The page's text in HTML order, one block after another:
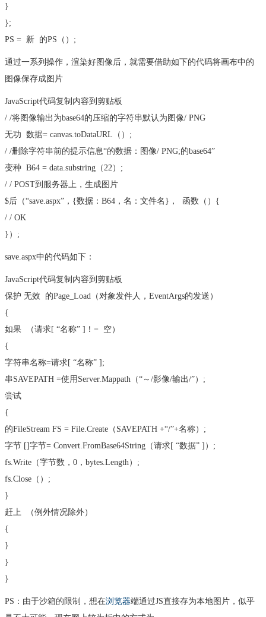
}
};
PS = 新 的PS（）;
通过一系列操作，渲染好图像后，就需要借助如下的代码将画布中的
图像保存成图片
JavaScript代码复制内容到剪贴板
/ /将图像输出为base64的压缩的字符串默认为图像/ PNG
无功 数据= canvas.toDataURL（）;
/ /删除字符串前的提示信息“的数据：图像/ PNG;的base64”
变种 B64 = data.substring（22）;
/ / POST到服务器上，生成图片
$后（“save.aspx”，{数据：B64，名：文件名​​}， 函数 （）{
/ / OK
}）;
save.aspx中的代码如下：
JavaScript代码复制内容到剪贴板
保护 无效 的Page_Load（对象发件人，EventArgs的发送）
{
如果 （请求[ “名称” ]！= 空）
{
字符串名称=请求[ “名称” ];
串SAVEPATH =使用Server.Mappath（“～/影像/输出/”）;
尝试
{
的FileStream FS = File.Create（SAVEPATH +“/”+名称）;
字节 []字节= Convert.FromBase64String（请求[ “数据” ]）;
fs.Write（字节数，0，bytes.Length）;
fs.Close（）;
}
赶上
（例外情况除外）
{
}
}
}
PS：由于沙箱的限制，想在浏览器端通过JS直接存为本地图片，似乎